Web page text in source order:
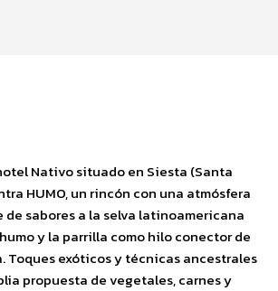
Nativo situado en Siesta (Santa
HUMO, un rincón con una atmósfera
sabores a la selva latinoamericana
y la parrilla como hilo conector de
Toques exóticos y técnicas ancestrales
propuesta de vegetales, carnes y